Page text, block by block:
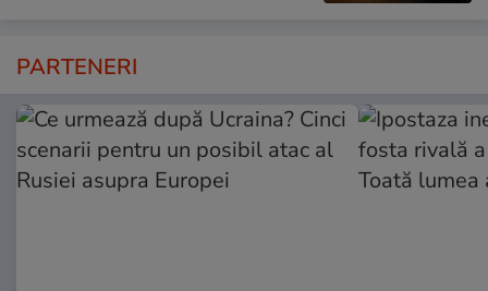
PARTENERI